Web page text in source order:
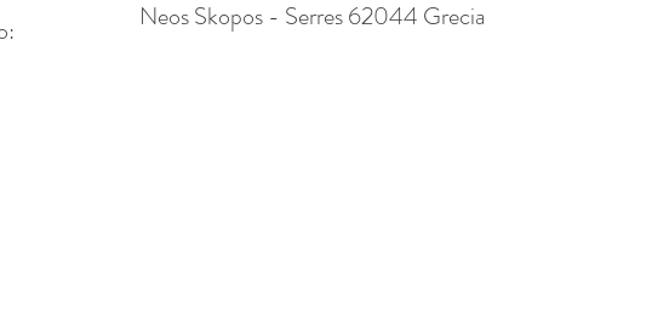
Neos Skopos - Serres 62044 Grecia